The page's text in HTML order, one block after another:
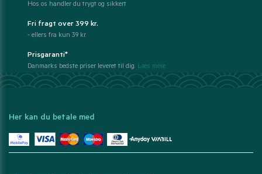
Hos os handler du trygt og sikkert
Fri fragt over 399 kr.
- ellers fra kun 39 kr.
Prisgaranti*
Danmarks bedste priser leveret til dig. Læs mere
Her kan du betale med